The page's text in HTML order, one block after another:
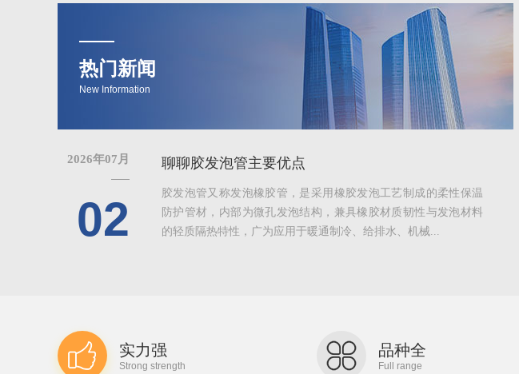
热门新闻
New Information
2026年07月
02
聊聊胶发泡管主要优点
胶发泡管又称发泡橡胶管，是采用橡胶发泡工艺制成的柔性保温
防护管材，内部为微孔发泡结构，兼具橡胶材质韧性与发泡材料
的轻质隔热特性，广为应用于暖通制冷、给排水、机械...
实力强
Strong strength
品种全
Full range